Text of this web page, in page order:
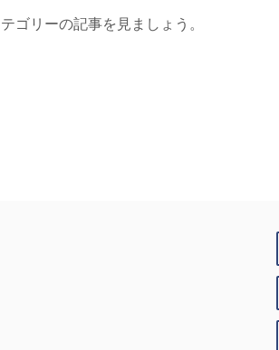
ゴリーの記事を見ましょう。